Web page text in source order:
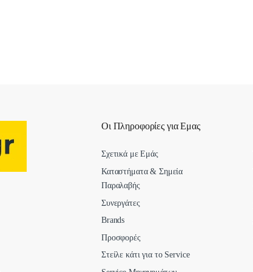
Οι Πληροφορίες για Εμας
Σχετικά με Εμάς
Καταστήματα & Σημεία
Παραλαβής
Συνεργάτες
Brands
Προσφορές
Στείλε κάτι για το Service